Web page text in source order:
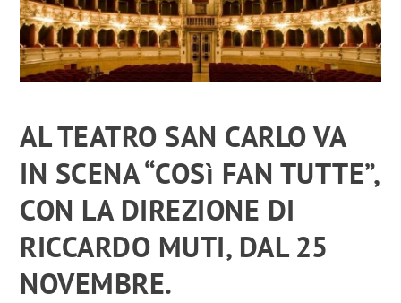
AL TEATRO SAN CARLO VA
IN SCENA “COSì FAN TUTTE”,
CON LA DIREZIONE DI
RICCARDO MUTI, DAL 25
NOVEMBRE.